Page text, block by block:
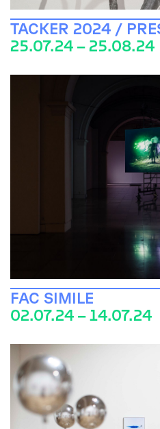
TACKER 2024 /
25.07.24 – 25.08.24
FAC SIMILE
02.07.24 – 14.07.24